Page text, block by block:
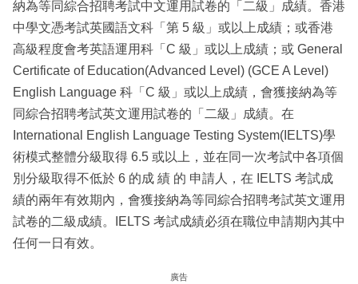
納為等同綜合招聘考試中文運用試卷的「二級」成績。香港
中學文憑考試英國語文科「第 5 級」或以上成績；或香港
高級程度會考英語運用科「C 級」或以上成績；或 General
Certificate of Education(Advanced Level) (GCE A Level)
English Language 科「C 級」或以上成績，會獲接納為等
同綜合招聘考試英文運用試卷的「二級」成績。在
International English Language Testing System(IELTS)學
術模式整體分級取得 6.5 或以上，並在同一次考試中各項個
別分級取得不低於 6 的成 績 的 申請人，在 IELTS 考試成
績的兩年有效期內，會獲接納為等同綜合招聘考試英文運用
試卷的二級成績。IELTS 考試成績必須在職位申請期內其中
任何一日有效。
廣告